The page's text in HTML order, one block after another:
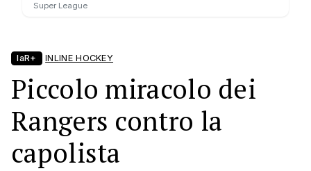
Super League
laR+ INLINE HOCKEY
Piccolo miracolo dei
Rangers contro la
capolista